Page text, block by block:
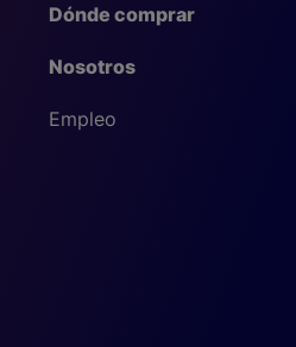
Dónde comprar
Nosotros
Empleo